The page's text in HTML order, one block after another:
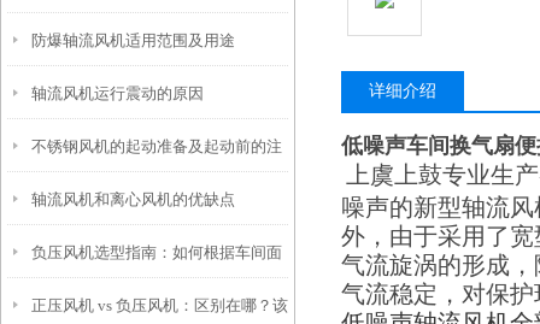
防爆轴流风机适用范围及用途
轴流风机运行震动的原因
不锈钢风机的起动准备及起动前的注
意事项
轴流风机和离心风机的优缺点
负压风机选型指南：如何根据车间面
积与工艺需求匹配风量与风压
正压风机 vs 负压风机：区别在哪？该
详细介绍
低噪声车间换气扇
上虞上鼓专业生
噪声的新型轴流风
外，由于采用了
气流旋涡的形成
气流稳定，对保